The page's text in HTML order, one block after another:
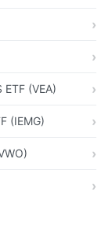
ETF (VEA)
(IEMG)